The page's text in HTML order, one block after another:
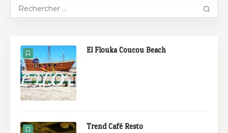
El Flouka Coucou Beach
Trend Café Resto